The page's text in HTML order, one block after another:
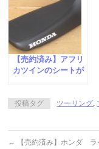
【売約済み】アフリ
カツインのシートが
投稿タグ ツーリング,
←
【売約済み】ホンダ ラ